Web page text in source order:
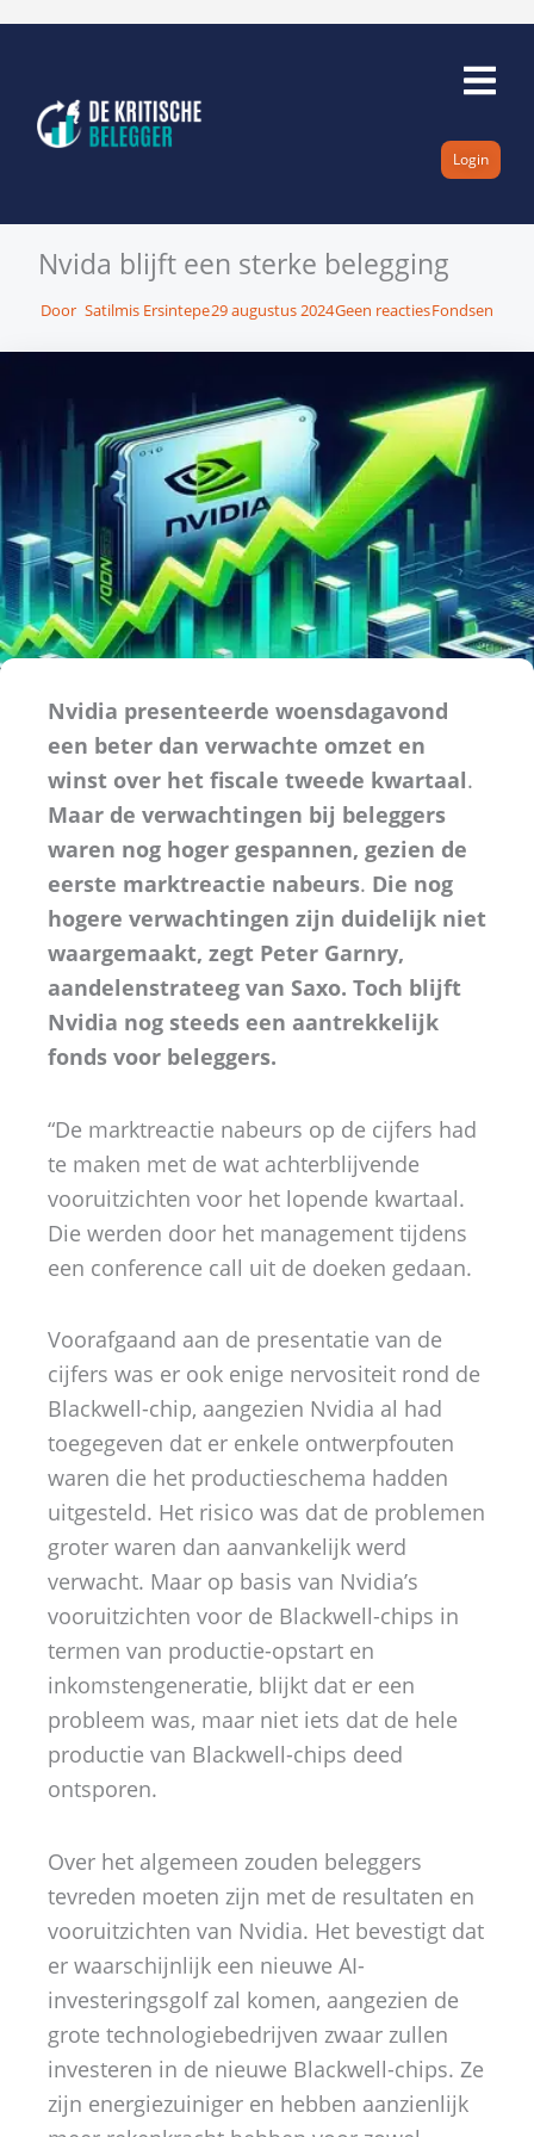
inhoud
Login
Nvida blijft een sterke belegging
Door Satilmis Ersintepe29 augustus 2024Geen reactiesFondsen
Nvidia presenteerde woensdagavond
een beter dan verwachte omzet en
winst over het fiscale tweede kwartaal.
Maar de verwachtingen bij beleggers
waren nog hoger gespannen, gezien de
eerste marktreactie nabeurs. Die nog
hogere verwachtingen zijn duidelijk niet
waargemaakt, zegt Peter Garnry,
aandelenstrateeg van Saxo. Toch blijft
Nvidia nog steeds een aantrekkelijk
fonds voor beleggers.
“De marktreactie nabeurs op de cijfers had
te maken met de wat achterblijvende
vooruitzichten voor het lopende kwartaal.
Die werden door het management tijdens
een conference call uit de doeken gedaan.
Voorafgaand aan de presentatie van de
cijfers was er ook enige nervositeit rond de
Blackwell-chip, aangezien Nvidia al had
toegegeven dat er enkele ontwerpfouten
waren die het productieschema hadden
uitgesteld. Het risico was dat de problemen
groter waren dan aanvankelijk werd
verwacht. Maar op basis van Nvidia’s
vooruitzichten voor de Blackwell-chips in
termen van productie-opstart en
inkomstengeneratie, blijkt dat er een
probleem was, maar niet iets dat de hele
productie van Blackwell-chips deed
ontsporen.
Over het algemeen zouden beleggers
tevreden moeten zijn met de resultaten en
vooruitzichten van Nvidia. Het bevestigt dat
er waarschijnlijk een nieuwe AI-
investeringsgolf zal komen, aangezien de
grote technologiebedrijven zwaar zullen
investeren in de nieuwe Blackwell-chips. Ze
zijn energiezuiniger en hebben aanzienlijk